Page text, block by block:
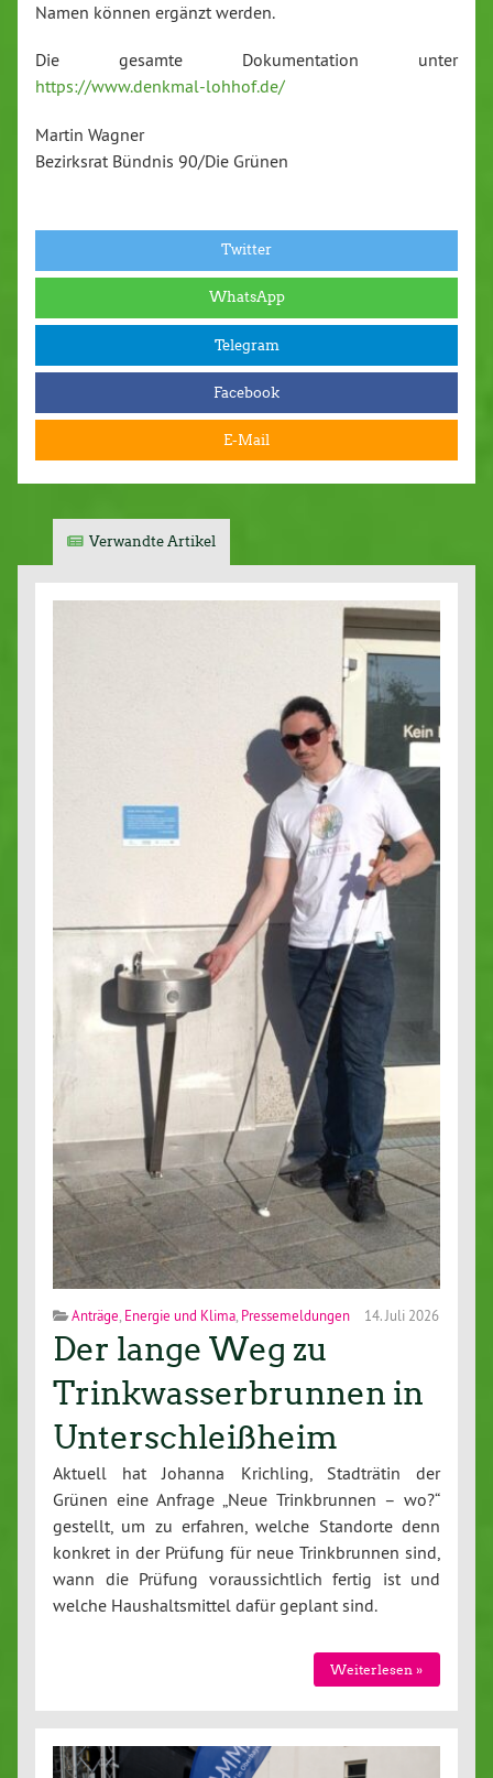
Namen können ergänzt werden.
Die gesamte Dokumentation unter
https://www.denkmal-lohhof.de/
Martin Wagner
Bezirksrat Bündnis 90/Die Grünen
Twitter
WhatsApp
Telegram
Facebook
E-Mail
Verwandte Artikel
Anträge Energie und Klima Pressemeldungen 14. Juli 2026
Der lange Weg zu
Trinkwasserbrunnen in
Unterschleißheim
Aktuell hat Johanna Krichling, Stadträtin der
Grünen eine Anfrage „Neue Trinkbrunnen – wo?“
gestellt, um zu erfahren, welche Standorte denn
konkret in der Prüfung für neue Trinkbrunnen sind,
wann die Prüfung voraussichtlich fertig ist und
welche Haushaltsmittel dafür geplant sind.
Weiterlesen »